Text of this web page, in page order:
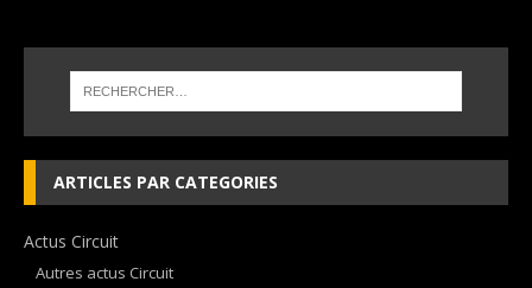
ARTICLES PAR CATEGORIES
Actus Circuit
Autres actus Circuit